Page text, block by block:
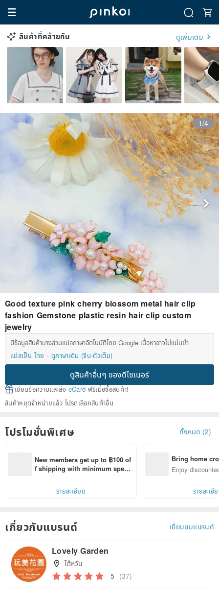
สินค้าที่คล้ายกัน ดูเพิ่มเติม
1/4
Good texture pink cherry blossom metal hair clip
fashion Gemstone plastic resin hair clip custom
jewelry
มีข้อมูลสินค้าบางส่วนแปลภาษาอัตโนมัติโดย Google เนื้อหาอาจไม่แม่นยำ
แปลเป็น ไทย
ดูภาษาเดิม (จีน-ตัวเต็ม)
ดูสินค้าอื่นๆ ของดีไซเนอร์
เขียนข้อความและส่ง eCard ฟรีเมื่อซื้อสินค้า!
สินค้าหยุดจำหน่ายแล้ว โปรดเลือกสินค้าอื่น
โปรโมชั่นพิเศษ ทั้งหมด (2)
New members get up to ฿100 of
f shipping with minimum spen
within 7 days!
รายละเอียด
Bring home
n with ease
Enjoy
รายละเอี
เกี่ยวกับแบรนด์ เยี่ยมชมแบรนด์
Lovely Garden
ไต้หวัน
5 (37)